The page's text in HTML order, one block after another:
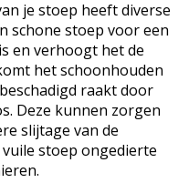
je stoep heeft diverse
schone stoep voor een
en verhoogt het de
het schoonhouden
raakt door
Deze kunnen zorgen
slijtage van de
stoep ongedierte